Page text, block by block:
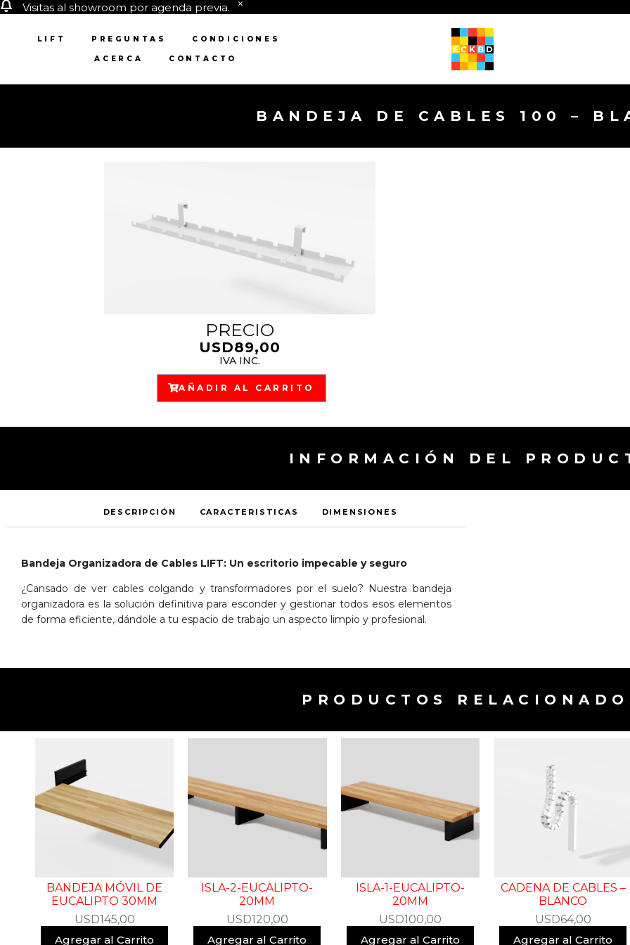
Visitas al showroom por agenda previa.
LIFT PREGUNTAS CONDICIONES
ACERCA CONTACTO
BANDEJA DE CABLES 100 –
PRECIO
USD89,00
IVA INC.
AÑADIR AL CARRITO
INFORMACIÓN DEL
DESCRIPCIÓN CARACTERISTICAS DIMENSIONES
Bandeja Organizadora de Cables LIFT: Un escritorio impecable y seguro
¿Cansado de ver cables colgando y transformadores por el suelo? Nuestra bandeja
organizadora es la solución definitiva para esconder y gestionar todos esos elementos
de forma eficiente, dándole a tu espacio de trabajo un aspecto limpio y profesional.
PRODUCTOS
BANDEJA MÓVIL DE
EUCALIPTO 30MM
USD145,00
Agregar al Carrito
ISLA-2-EUCALIPTO-
20MM
USD120,00
Agregar al Carrito
ISLA-1-EUCALIPTO-
20MM
USD100,00
Agregar al Carrito
CADENA DE CABLES –
BLANCO
USD64,00
Agregar al Carrito